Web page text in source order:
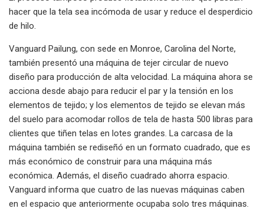
hacer que la tela sea incómoda de usar y reduce el desperdicio
de hilo.
Vanguard Pailung, con sede en Monroe, Carolina del Norte,
también presentó una máquina de tejer circular de nuevo
diseño para producción de alta velocidad. La máquina ahora se
acciona desde abajo para reducir el par y la tensión en los
elementos de tejido; y los elementos de tejido se elevan más
del suelo para acomodar rollos de tela de hasta 500 libras para
clientes que tiñen telas en lotes grandes. La carcasa de la
máquina también se rediseñó en un formato cuadrado, que es
más económico de construir para una máquina más
económica. Además, el diseño cuadrado ahorra espacio.
Vanguard informa que cuatro de las nuevas máquinas caben
en el espacio que anteriormente ocupaba solo tres máquinas.